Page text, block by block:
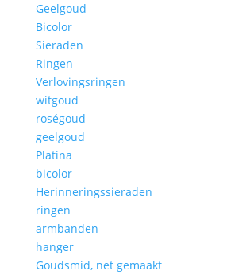
Geelgoud
Bicolor
Sieraden
Ringen
Verlovingsringen
witgoud
roségoud
geelgoud
Platina
bicolor
Herinneringssieraden
ringen
armbanden
hanger
Goudsmid, net gemaakt